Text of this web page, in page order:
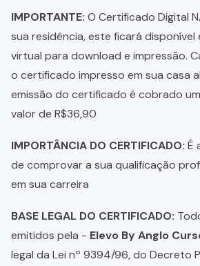
IMPORTANTE: O Certificado Digital
sua residência, este ficará disponível
virtual para download e impressão.
o certificado impresso em sua casa
emissão do certificado é cobrado
valor de R$36,90
IMPORTÂNCIA DO CERTIFICADO: É
de comprovar a sua qualificação
em sua carreira
BASE LEGAL DO CERTIFICADO:
emitidos pela - Elevo By Anglo
legal da Lei nº 9394/96, do Decreto